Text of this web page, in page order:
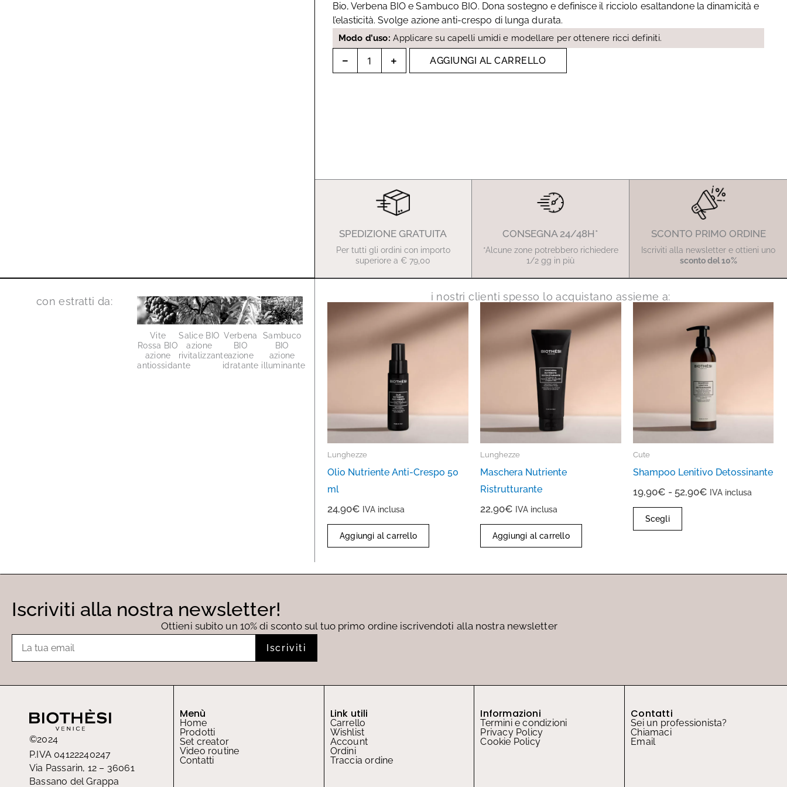
Bio, Verbena BIO e Sambuco BIO. Dona sostegno e definisce il ricciolo esaltandone la dinamicità e
l’elasticità. Svolge azione anti-crespo di lunga durata.
Modo d’uso:Applicare su capelli umidi e modellare per ottenere ricci definiti.
Crema
Definizione
AGGIUNGI AL CARRELLO
SPEDIZIONE GRATUITA
Per tutti gli ordini con importo
superiore a € 79,00
CONSEGNA 24/48H*
*Alcune zone potrebbero richiedere
1/2 gg in più
SCONTO PRIMO ORDINE
Iscriviti alla newsletter e ottieni uno
sconto del 10%
con estratti da:
Vite
Rossa BIO
azione
antiossidante
Salice BIO
azione
rivitalizzante
Verbena
BIO
azione
idratante
Sambuco
BIO
azione
illuminante
i nostri clienti spesso lo acquistano assieme a:
Lunghezze
Olio Nutriente Anti-Crespo 50
ml
24,90€ IVA inclusa
Aggiungi al carrello
Lunghezze
Maschera Nutriente
Ristrutturante
22,90€ IVA inclusa
Aggiungi al carrello
Cute
Shampoo Lenitivo Detossinante
19,90€ - 52,90€
Fascia
di
prezzo:
da
19,90€
52,90€
IVA inclusa
Scegli
prodotto
più
opzioni
possono
nella
del
Iscriviti alla nostra newsletter!
Ottieni subito un 10% di sconto sul tuo primo ordine iscrivendoti alla nostra newsletter
Iscriviti
©2024
P.IVA 04122240247
Via Passarin, 12 – 36061
Bassano del Grappa
Menù
Home
Prodotti
Set creator
Video routine
Contatti
Link utili
Carrello
Wishlist
Account
Ordini
Traccia ordine
Informazioni
Termini e condizioni
Privacy Policy
Cookie Policy
Contatti
Sei un professionista?
Chiamaci
Email